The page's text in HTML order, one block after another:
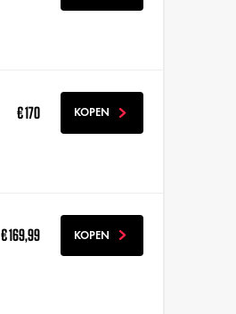
€ 170 KOPEN
€ 169,99 KOPEN